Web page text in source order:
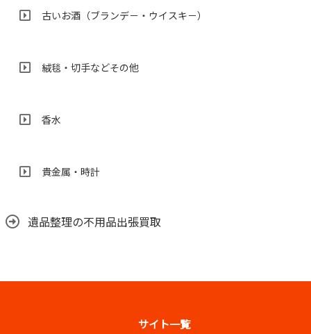
古いお酒（ブランデ－・ウイスキ－）
絨毯・切手などその他
香水
貴金属・時計
遺品整理の不用品出張買取
サイト一覧